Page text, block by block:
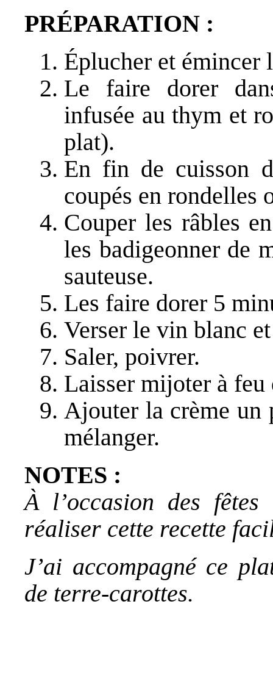
PRÉPARATION :
Éplucher et émincer
Le faire dorer
infusée au thym et
plat).
En fin de cuisson
coupés en rondelles
Couper les râbles
les badigeonner de
sauteuse.
Les faire dorer 5
Verser le vin blanc
Saler, poivrer.
Laisser mijoter à
Ajouter la crème un
mélanger.
NOTES :
À l’occasion des
réaliser cette recette
J’ai accompagné ce
de terre-carottes.